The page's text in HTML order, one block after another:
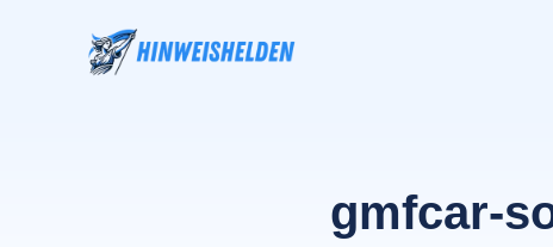
gmfcar-